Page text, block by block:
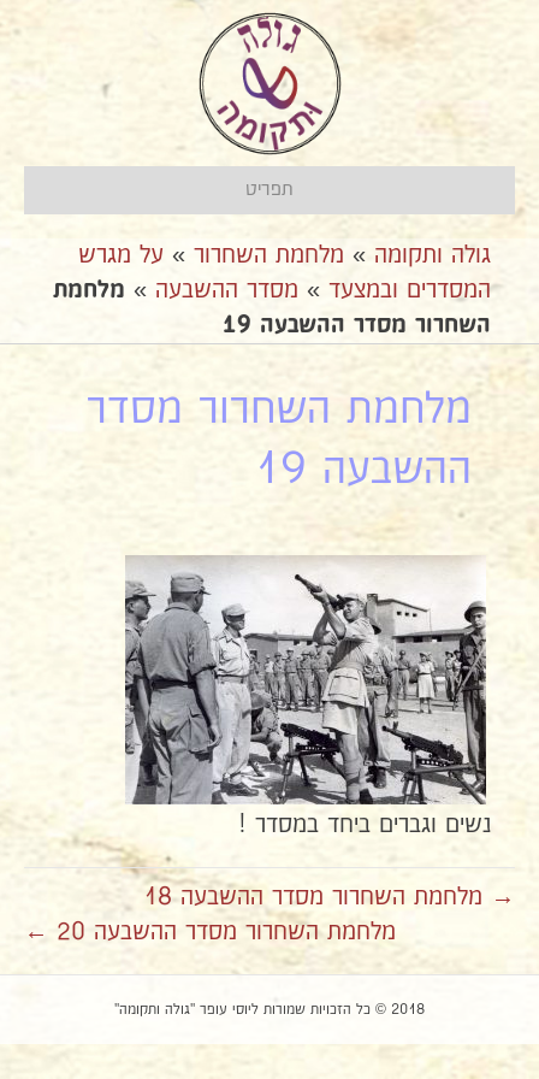
תפריט
גולה ותקומה » מלחמת השחרור » על מגרש
המסדרים ובמצעד » מסדר ההשבעה » מלחמת
השחרור מסדר ההשבעה 19
מלחמת השחרור מסדר
ההשבעה 19
נשים וגברים ביחד במסדר !
→ מלחמת השחרור מסדר ההשבעה 18
מלחמת השחרור מסדר ההשבעה 20 ←
2018 © כל הזכויות שמורות ליוסי עופר "גולה ותקומה"